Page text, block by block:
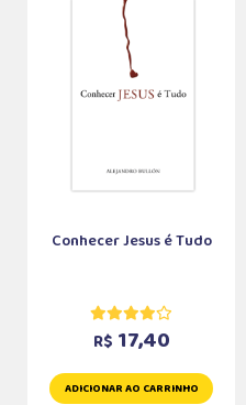
Conhecer Jesus é Tudo
R$ 17,40
ADICIONAR AO CARRINHO